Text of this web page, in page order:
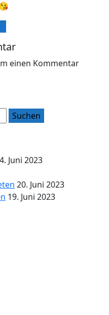
einen Kommentar
Juni 2023
20. Juni 2023
19. Juni 2023